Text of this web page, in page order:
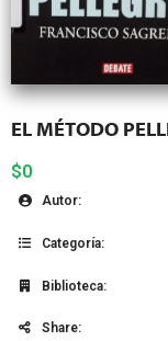
EL MÉTODO
$0
Autor:
Categoría:
Biblioteca:
Share: